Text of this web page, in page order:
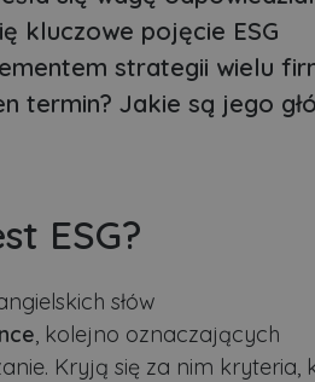
kluczowe pojęcie ESG
strategii wielu
termin? Jakie są jego
ESG?
słów
, kolejno oznaczających
Kryją się za nim kryteria,